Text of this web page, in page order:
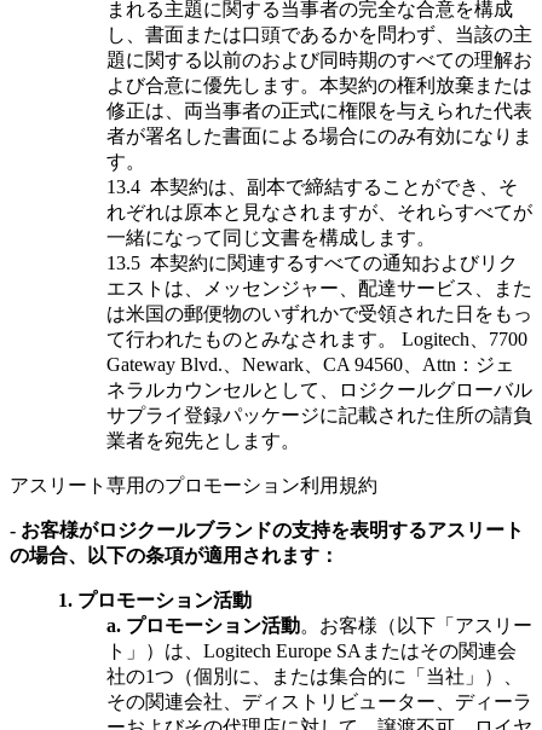
まれる主題に関する当事者の完全な合意を構成
し、書面または口頭であるかを問わず、当該の主
題に関する以前のおよび同時期のすべての理解お
よび合意に優先します。本契約の権利放棄または
修正は、両当事者の正式に権限を与えられた代表
者が署名した書面による場合にのみ有効になりま
す。
13.4 本契約は、副本で締結することができ、そ
れぞれは原本と見なされますが、それらすべてが
一緒になって同じ文書を構成します。
13.5 本契約に関連するすべての通知およびリク
エストは、メッセンジャー、配達サービス、また
は米国の郵便物のいずれかで受領された日をもっ
て行われたものとみなされます。 Logitech、7700
Gateway Blvd.、Newark、CA 94560、Attn：ジェ
ネラルカウンセルとして、ロジクールグローバル
サプライ登録パッケージに記載された住所の請負
業者を宛先とします。
アスリート専用のプロモーション利用規約
- お客様がロジクールブランドの支持を表明するアスリート
の場合、以下の条項が適用されます：
1. プロモーション活動
a. プロモーション活動。お客様（以下「アスリー
ト」）は、Logitech Europe SAまたはその関連会
社の1つ（個別に、または集合的に「当社」）、
その関連会社、ディストリビューター、ディーラ